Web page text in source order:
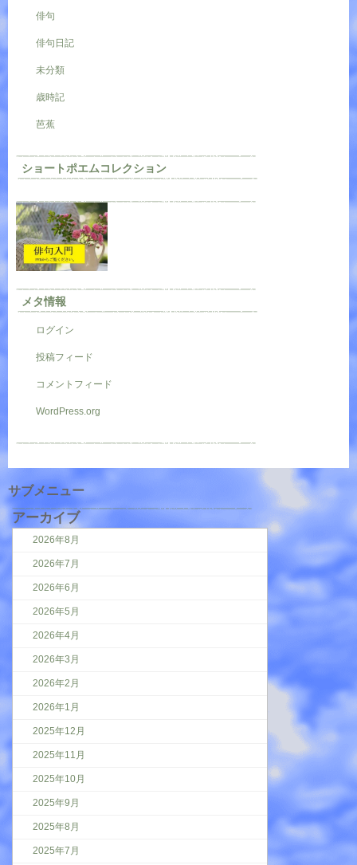
俳句
俳句日記
未分類
歳時記
芭蕉
ショートポエムコレクション
メタ情報
ログイン
投稿フィード
コメントフィード
WordPress.org
サブメニュー
アーカイブ
2026年8月
2026年7月
2026年6月
2026年5月
2026年4月
2026年3月
2026年2月
2026年1月
2025年12月
2025年11月
2025年10月
2025年9月
2025年8月
2025年7月